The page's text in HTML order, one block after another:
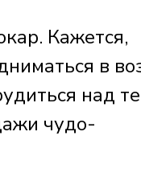
Кажется,
в
над
чудо-